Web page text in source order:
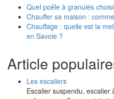
Quel poêle à granulés
Chauffer sa maison :
Chauffage : quelle est la
en Savoie ?
Article
Les escaliers
Escalier suspendu,